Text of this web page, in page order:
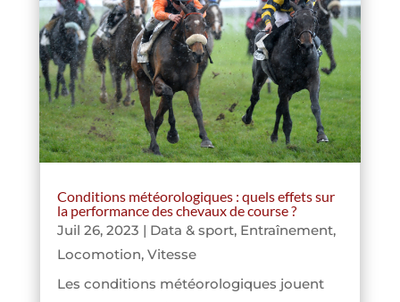
Conditions météorologiques : quels effets sur
la performance des chevaux de course ?
Juil 26, 2023 | Data & sport, Entraînement,
Locomotion, Vitesse
Les conditions météorologiques jouent